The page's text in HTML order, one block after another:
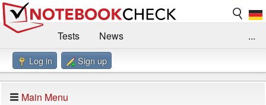
Tests
News
Benchmarks / Technik
...
Log in Sign up
Main Menu